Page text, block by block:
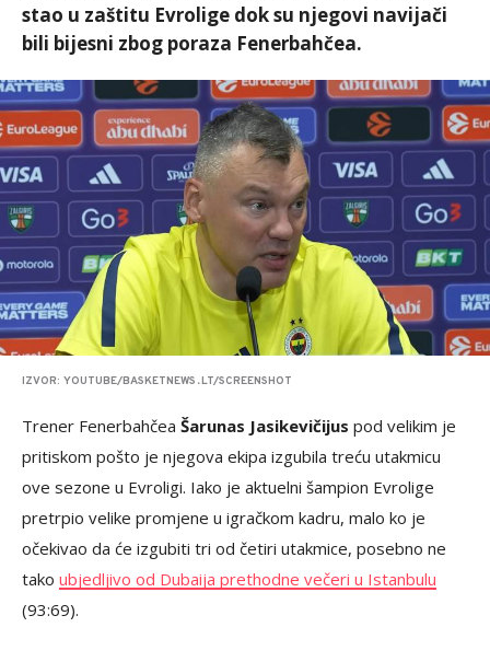
stao u zaštitu Evrolige dok su njegovi navijači
bili bijesni zbog poraza Fenerbahčea.
IZVOR: YOUTUBE/BASKETNEWS․LT/SCREENSHOT
Trener Fenerbahčea Šarunas Jasikevičijus pod velikim je
pritiskom pošto je njegova ekipa izgubila treću utakmicu
ove sezone u Evroligi. Iako je aktuelni šampion Evrolige
pretrpio velike promjene u igračkom kadru, malo ko je
očekivao da će izgubiti tri od četiri utakmice, posebno ne
tako ubjedljivo od Dubaija prethodne večeri u Istanbulu
(93:69).